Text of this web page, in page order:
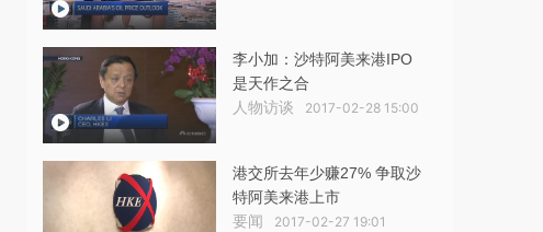
李小加：沙特阿美来港IPO
是天作之合
人物访谈 2017-02-28 15:00
港交所去年少赚27% 争取沙
特阿美来港上市
要闻 2017-02-27 19:01